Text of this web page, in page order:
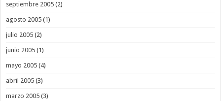
septiembre 2005 (2)
agosto 2005 (1)
julio 2005 (2)
junio 2005 (1)
mayo 2005 (4)
abril 2005 (3)
marzo 2005 (3)